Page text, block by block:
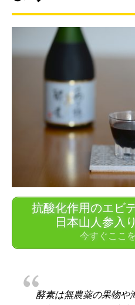
抗酸化作用のエビ
日本山人参入
今すぐここ
酵素は無農薬の果物や